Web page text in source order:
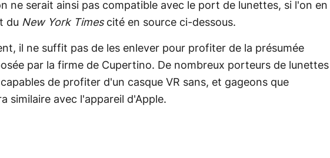
ne serait ainsi pas compatible avec le port de lunettes, si l'on en
du New York Timescité en source ci-dessous.
il ne suffit pas de les enlever pour profiter de la présumée
par la firme de Cupertino. De nombreux porteurs de lunettes
de profiter d'un casque VR sans, et gageons que
similaire avec l'appareil d'Apple.